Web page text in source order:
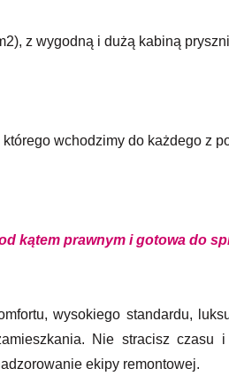
z wygodną i dużą kabiną
wchodzimy do każdego z
kątem prawnym i gotowa do
wysokiego standardu,
Nie stracisz
ekipy remontowej.